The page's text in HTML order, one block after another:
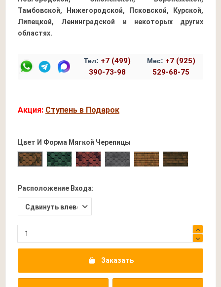
Тамбовской, Нижегородской, Псковской, Курской,
Липецкой, Ленинградской и некоторых других
областях.
Тел: +7 (499)
390-73-98
Мес: +7 (925)
529-68-75
Акция: Ступень в Подарок
Цвет И Форма Мягкой Черепицы
Прима Коричневая
Прима ЗеленаяПрима Бордовая
Прима СераяТрио Коричневая
Трио Темно-
Расположение Входа:
Заказать